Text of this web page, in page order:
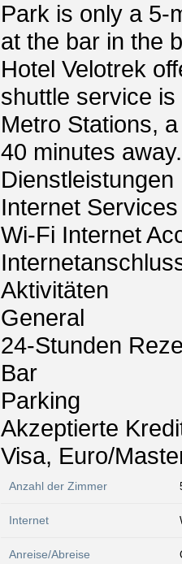
Park is only a 5-
at the bar in the
Hotel Velotrek
shuttle service
Metro Stations,
40 minutes away.
Dienstleistungen
Internet Services
Wi-Fi Internet
Aktivitäten
General
24-Stunden
Bar
Parking
Akzeptierte
Visa, Euro/
Anzahl der Zimmer
Internet
Anreise/Abreise